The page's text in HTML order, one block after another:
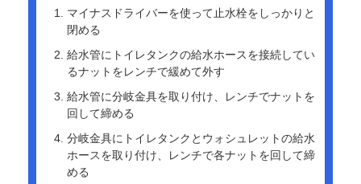
マイナスドライバーを使って止水栓をしっかりと
閉める
給水管にトイレタンクの給水ホースを接続してい
るナットをレンチで緩めて外す
給水管に分岐金具を取り付け、レンチでナットを
回して締める
分岐金具にトイレタンクとウォシュレットの給水
ホースを取り付け、レンチで各ナットを回して締
める